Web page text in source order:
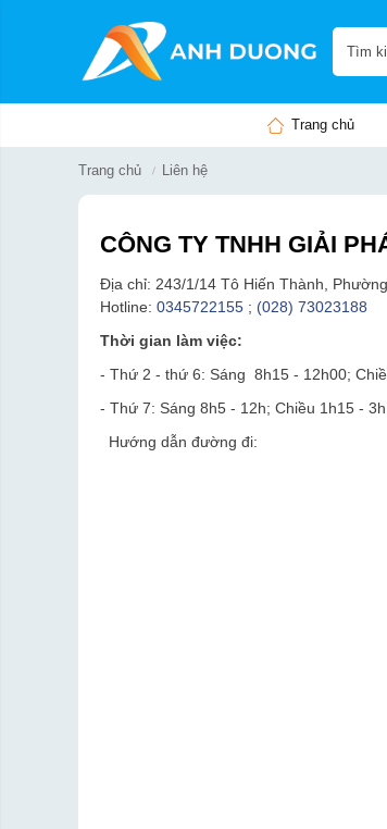
Trang chủ
Trang chủ Liên hệ
CÔNG TY TNHH GIẢI
Địa chỉ: 243/1/14 Tô Hiến Thành,
Hotline: 0345722155 ; (028) 73023188
Thời gian làm việc:
- Thứ 2 - thứ 6: Sáng 8h15 - 12h00;
- Thứ 7: Sáng 8h5 - 12h; Chiều 1h15 - 3h
Hướng dẫn đường đi: